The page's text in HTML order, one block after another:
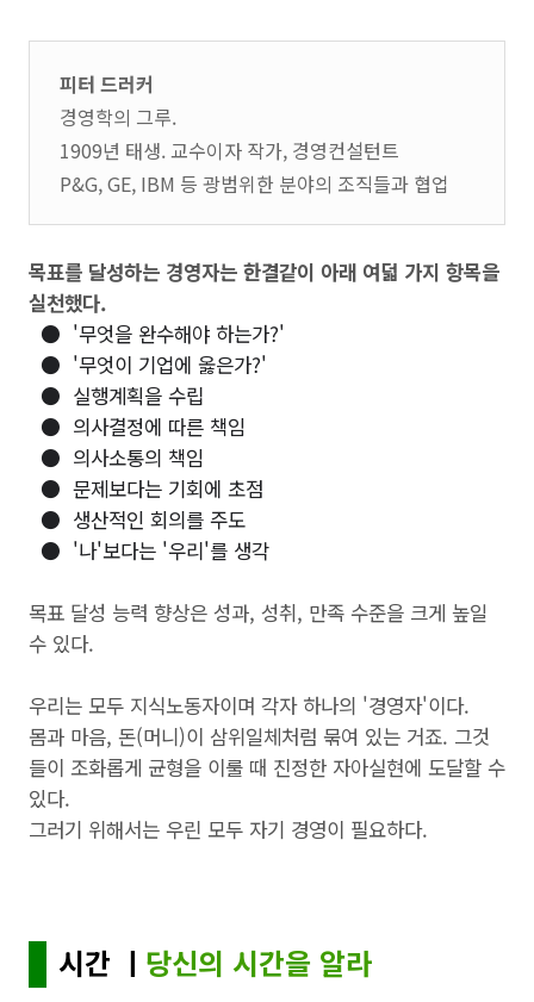
피터 드러커
경영학의 그루.
1909년 태생. 교수이자 작가, 경영컨설턴트
P&G, GE, IBM 등 광범위한 분야의 조직들과 협업
목표를 달성하는 경영자는 한결같이 아래 여덟 가지 항목을
실천했다.
● '무엇을 완수해야 하는가?'
● '무엇이 기업에 옳은가?'
● 실행계획을 수립
● 의사결정에 따른 책임
● 의사소통의 책임
● 문제보다는 기회에 초점
● 생산적인 회의를 주도
● '나'보다는 '우리'를 생각
목표 달성 능력 향상은 성과, 성취, 만족 수준을 크게 높일
수 있다.
우리는 모두 지식노동자이며 각자 하나의 '경영자'이다.
몸과 마음, 돈(머니)이 삼위일체처럼 묶여 있는 거죠. 그것
들이 조화롭게 균형을 이룰 때 진정한 자아실현에 도달할 수
있다.
그러기 위해서는 우린 모두 자기 경영이 필요하다.
시간 ㅣ 당신의 시간을 알라